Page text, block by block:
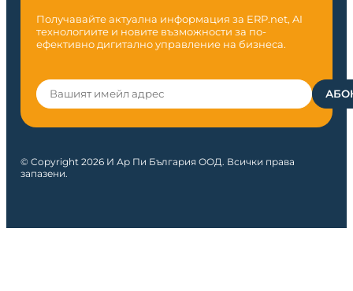
Получавайте актуална информация за ERP.net, AI
технологиите и новите възможности за по-
ефективно дигитално управление на бизнеса.
© Copyright 2026 И Ар Пи България ООД. Всички права
запазени.